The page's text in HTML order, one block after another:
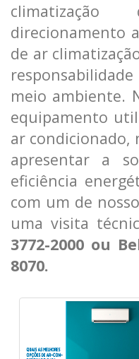
direcionamento
de ar
meio ambiente.
equipamento
ar condicionado,
apresentar a
eficiência
com um de
uma visita
3772-2000 ou
8070.